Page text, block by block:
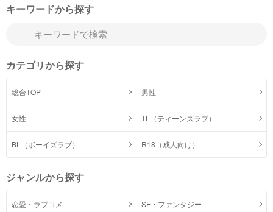
キーワードから探す
カテゴリから探す
総合TOP 男性
女性 TL（ティーンズラブ）
BL（ボーイズラブ） R18（成人向け）
ジャンルから探す
恋愛・ラブコメ SF・ファンタジー